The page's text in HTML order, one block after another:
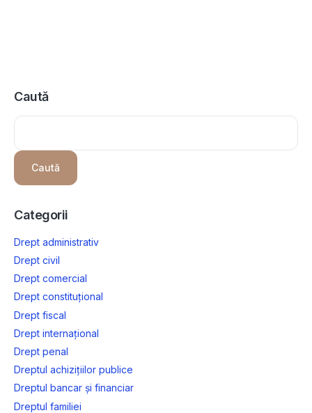
Caută
Caută
Categorii
Drept administrativ
Drept civil
Drept comercial
Drept constituțional
Drept fiscal
Drept internațional
Drept penal
Dreptul achizițiilor publice
Dreptul bancar și financiar
Dreptul familiei